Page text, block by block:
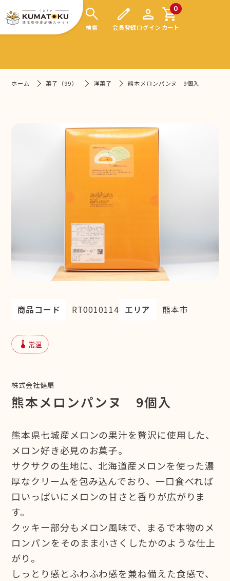
search
検索
edit
会員登録
person
ログイン
0
shopping_cart
カート
ホーム 菓子（99） 洋菓子 熊本メロンパンヌ 9個入
商品コード RT0010114 エリア 熊本市
device_thermostat 常温
株式会社健扇
熊本メロンパンヌ 9個入
熊本県七城産メロンの果汁を贅沢に使用した、
メロン好き必見のお菓子。
サクサクの生地に、北海道産メロンを使った濃
厚なクリームを包み込んでおり、一口食べれば
口いっぱいにメロンの甘さと香りが広がりま
す。
クッキー部分もメロン風味で、まるで本物のメ
ロンパンをそのまま小さくしたかのような仕上
がり。
しっとり感とふわふわ感を兼ね備えた食感で、